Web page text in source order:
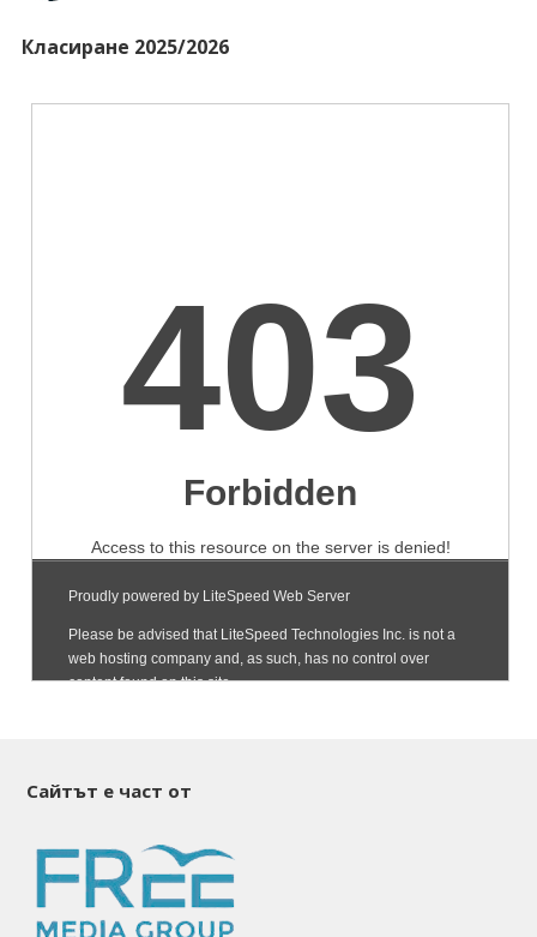
Класиране 2025/2026
Сайтът е част от